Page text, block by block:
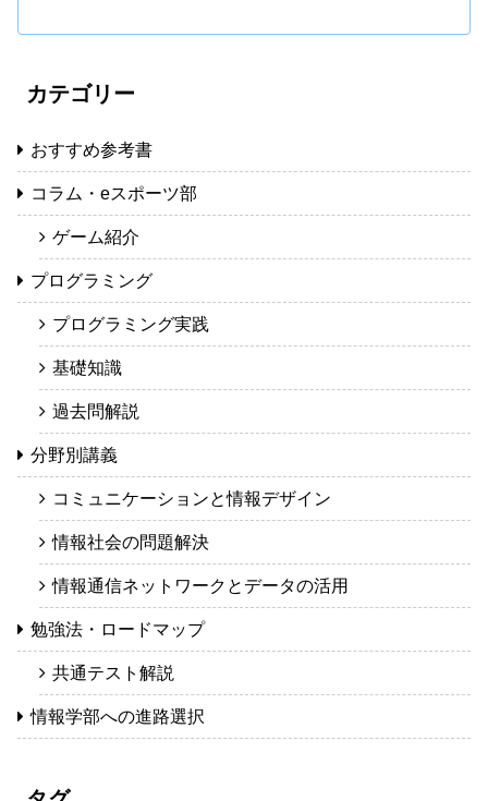
カテゴリー
おすすめ参考書
コラム・eスポーツ部
ゲーム紹介
プログラミング
プログラミング実践
基礎知識
過去問解説
分野別講義
コミュニケーションと情報デザイン
情報社会の問題解決
情報通信ネットワークとデータの活用
勉強法・ロードマップ
共通テスト解説
情報学部への進路選択